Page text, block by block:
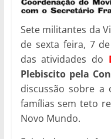
Sete militantes da
de sexta feira, 7
das atividades do
Plebiscito pela
discussão sobre a
famílias sem teto
Novo Mundo.